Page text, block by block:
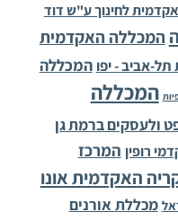
לחינוך ע"ש דוד
המכללה האקדמית
אביב - יפו המכללה
המכללה
ולעסקים ברמת גן
רופין המרכז
האקדמית אונו
מכללת אורנים